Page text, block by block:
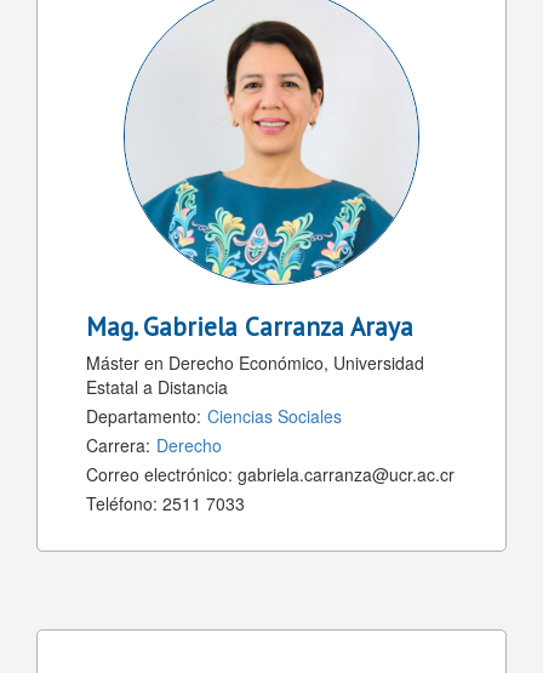
Mag.Gabriela Carranza Araya
Máster en Derecho Económico, Universidad
Estatal a Distancia
Departamento: Ciencias Sociales
Carrera: Derecho
Correo electrónico: gabriela.carranza@ucr.ac.cr
Teléfono: 2511 7033